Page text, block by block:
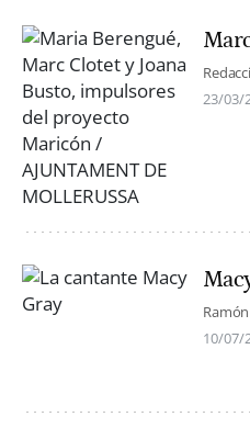
23/03/
10/07/